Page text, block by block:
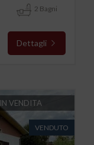
2 Bagni
Dettagli
IN VENDITA
VENDUTO